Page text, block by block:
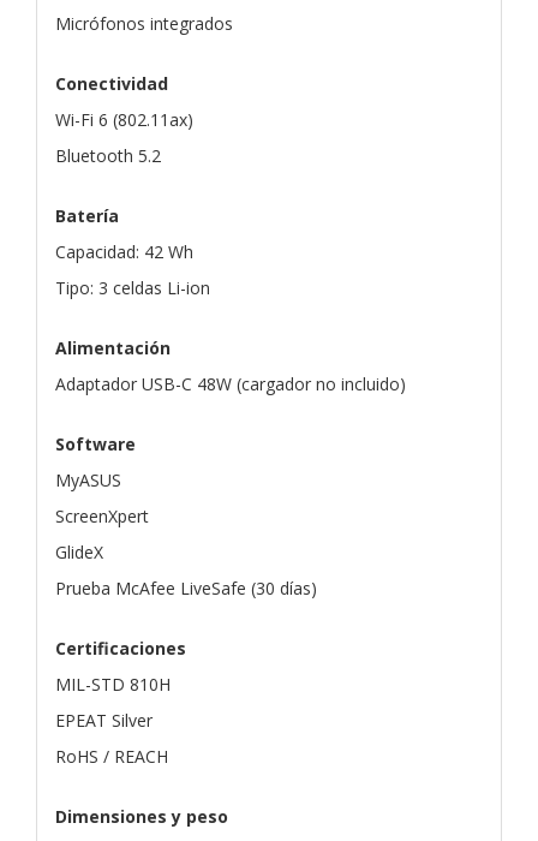
Micrófonos integrados
Conectividad
Wi-Fi 6 (802.11ax)
Bluetooth 5.2
Batería
Capacidad: 42 Wh
Tipo: 3 celdas Li-ion
Alimentación
Adaptador USB-C 48W (cargador no incluido)
Software
MyASUS
ScreenXpert
GlideX
Prueba McAfee LiveSafe (30 días)
Certificaciones
MIL-STD 810H
EPEAT Silver
RoHS / REACH
Dimensiones y peso